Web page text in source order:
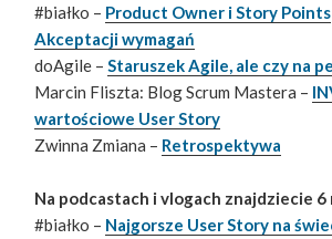
#białko – Product Owner i Story Points
Akceptacji wymagań
doAgile –Staruszek Agile, ale czy na
Marcin Fliszta: Blog Scrum Mastera –
wartościowe User Story
Zwinna Zmiana – Retrospektywa
Na podcastach i vlogach znajdziecie 6
#białko – Najgorsze User Story na